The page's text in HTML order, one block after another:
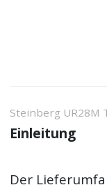
Steinberg UR28M
Einleitung
Der